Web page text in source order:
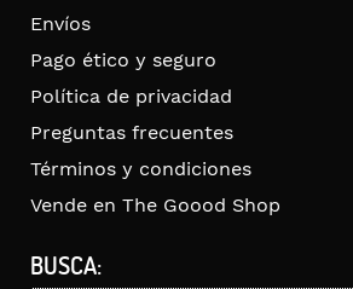
Envíos
Pago ético y seguro
Política de privacidad
Preguntas frecuentes
Términos y condiciones
Vende en The Goood Shop
BUSCA: